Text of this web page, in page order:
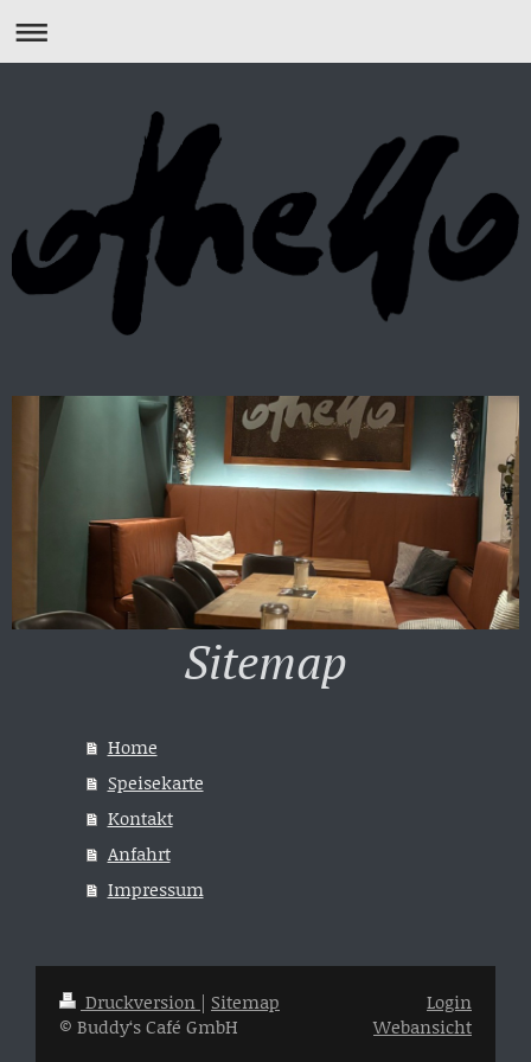
Sitemap
Home
Speisekarte
Kontakt
Anfahrt
Impressum
Druckversion | Sitemap
© Buddy‘s Café GmbH
Login
Webansicht